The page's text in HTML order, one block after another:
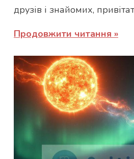
друзів і знайомих,
Продовжити читання